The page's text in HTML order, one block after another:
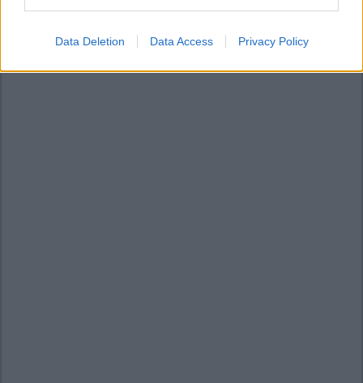
Data Deletion Data Access Privacy Policy